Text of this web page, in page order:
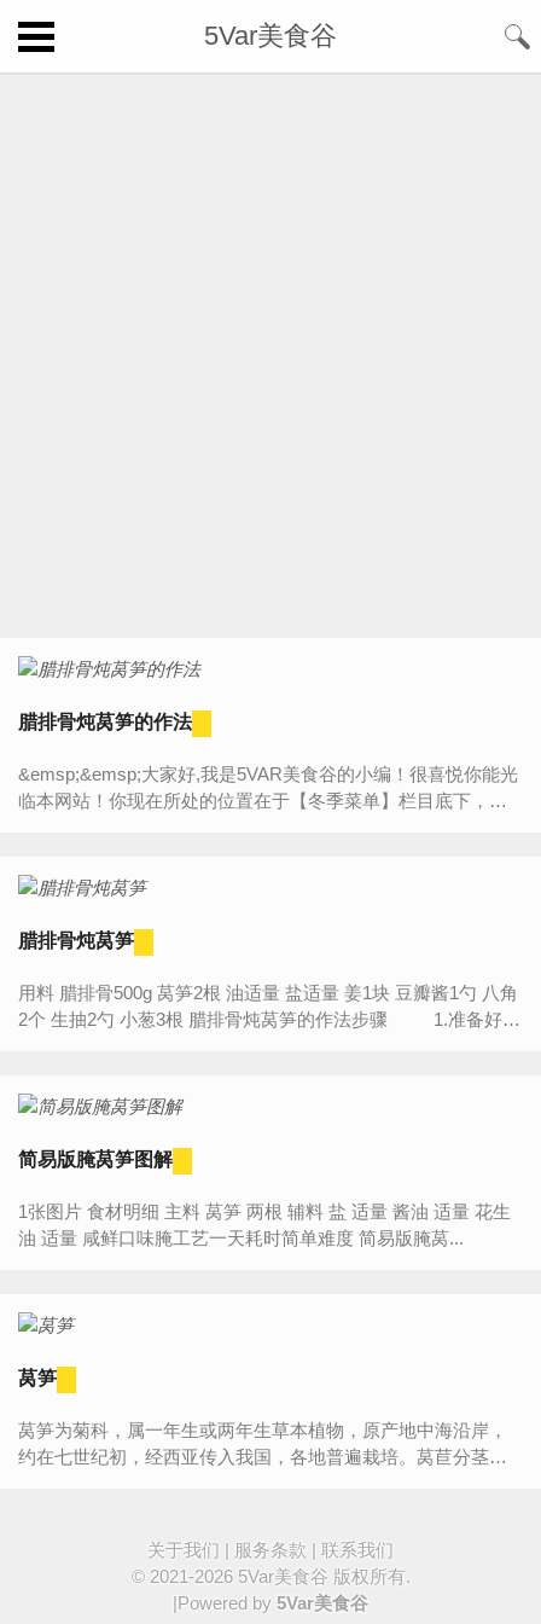
5Var美食谷
腊排骨炖莴笋的作法
&emsp;&emsp;大家好,我是5VAR美食谷的小编！很喜悦你能光
临本网站！你现在所处的位置在于【冬季菜单】栏目底下，今
腊排骨炖莴笋
用料 腊排骨500g 莴笋2根 油适量 盐适量 姜1块 豆瓣酱1勺 八角
2个 生抽2勺 小葱3根 腊排骨炖莴笋的作法步骤 1.准备好所
简易版腌莴笋图解
1张图片 食材明细 主料 莴笋 两根 辅料 盐 适量 酱油 适量 花生
油 适量 咸鲜口味腌工艺一天耗时简单难度 简易版腌莴...
莴笋
莴笋为菊科，属一年生或两年生草本植物，原产地中海沿岸，
约在七世纪初，经西亚传入我国，各地普遍栽培。莴苣分茎用
关于我们 | 服务条款 | 联系我们
© 2021-2026 5Var美食谷 版权所有.
|Powered by 5Var美食谷